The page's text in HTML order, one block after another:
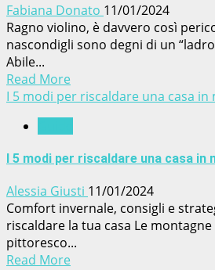
Fabiana Donato 11/01/2024
Ragno violino, è davvero così
nascondigli sono degni di un
Abile...
Read More
I 5 modi per riscaldare una casa in
I 5 modi per riscaldare una casa in
Alessia Giusti 11/01/2024
Comfort invernale, consigli e
riscaldare la tua casa Le
pittoresco...
Read More